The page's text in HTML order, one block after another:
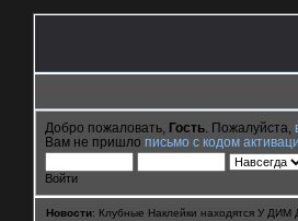
Добро пожаловать, Гость . Пожалуйста,
Вам не пришло письмо с кодом
Войти
Новости: Клубные Наклейки находятся У ДИМ